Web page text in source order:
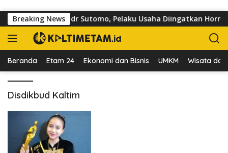
Breaking News
di Jalan dr Sutomo, Pelaku Usaha Diingatkan Hormati
Beranda Etam 24 Ekonomi dan Bisnis UMKM Wisata dan
Disdikbud Kaltim